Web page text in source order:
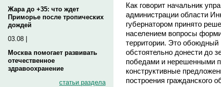
Жара до +35: что ждет
Приморье после тропических
дождей
03.08 |
Москва помогает развивать
отечественное
здравоохранение
статьи раздела
Как говорит начальник
администрации области
губернатором принято
населением вопросы
территории. Это обоюдный
обстоятельно донести до
победами и нерешенными
конструктивные
построения гражданского